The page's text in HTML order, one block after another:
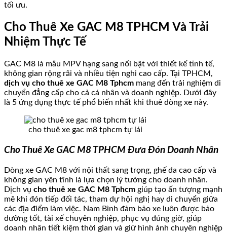
tối ưu.
Cho Thuê Xe GAC M8 TPHCM Và Trải
Nhiệm Thực Tế
GAC M8 là mẫu MPV hạng sang nổi bật với thiết kế tinh tế,
không gian rộng rãi và nhiều tiện nghi cao cấp. Tại TPHCM,
dịch vụ cho thuê xe GAC M8 Tphcm mang đến trải nghiệm di
chuyển đẳng cấp cho cả cá nhân và doanh nghiệp. Dưới đây
là 5 ứng dụng thực tế phổ biến nhất khi thuê dòng xe này.
cho thuê xe gac m8 tphcm tự lái
Cho Thuê Xe GAC M8 TPHCM Đưa Đón Doanh Nhân
Dòng xe GAC M8 với nội thất sang trọng, ghế da cao cấp và
không gian yên tĩnh là lựa chọn lý tưởng cho doanh nhân.
Dịch vụ cho thuê xe GAC M8 Tphcm giúp tạo ấn tượng mạnh
mẽ khi đón tiếp đối tác, tham dự hội nghị hay di chuyển giữa
các địa điểm làm việc. Nam Bình đảm bảo xe luôn được bảo
dưỡng tốt, tài xế chuyên nghiệp, phục vụ đúng giờ, giúp
doanh nhân tiết kiệm thời gian và giữ hình ảnh chuyên nghiệp